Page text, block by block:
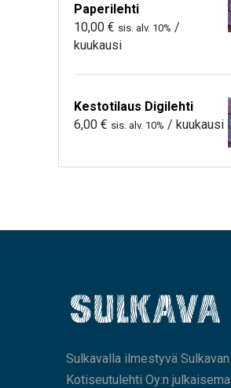
Paperilehti
10,00 € sis. alv. 10% /
kuukausi
Kestotilaus Digilehti
6,00 € sis. alv. 10% / kuukausi
Sulkavalla ilmestyvä Sulkavan
Kotiseutulehti Oy:n julkaisema